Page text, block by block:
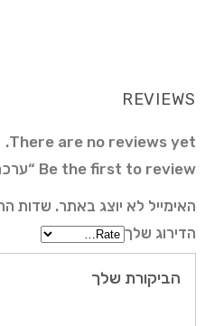
REVIEWS
There are no reviews yet.
Be the first to review “ערכה להכנת נר טבעי”
האימייל לא יוצג באתר. שדות
הדירוג שלך